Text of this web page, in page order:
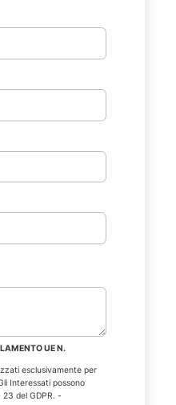
UE N.
esclusivamente per
Interessati possono
del GDPR. -